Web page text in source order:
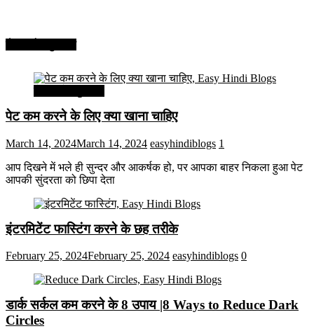
पेट कम करने के लिए क्या खाना चाहिए
March 14, 2024March 14, 2024 easyhindiblogs 1
आप दिखने में भले ही सुन्दर और आकर्षक हो, पर आपका बाहर निकला हुआ पेट
आपकी सुंदरता को छिपा देता
इंटरमिटेंट फास्टिंग करने के छह तरीके
February 25, 2024February 25, 2024 easyhindiblogs 0
डार्क सर्कल कम करने के 8 उपाय |8 Ways to Reduce Dark
Circles